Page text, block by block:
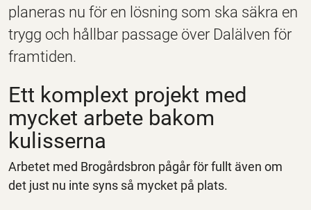
planeras nu för en lösning som ska säkra en
trygg och hållbar passage över Dalälven för
framtiden.
Ett komplext projekt med
mycket arbete bakom
kulisserna
Arbetet med Brogårdsbron pågår för fullt även om
det just nu inte syns så mycket på plats.